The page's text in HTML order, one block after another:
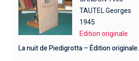
TAUTEL Georges
1945
Edition originale
La nuit de Piedigrotta – Édition originale.